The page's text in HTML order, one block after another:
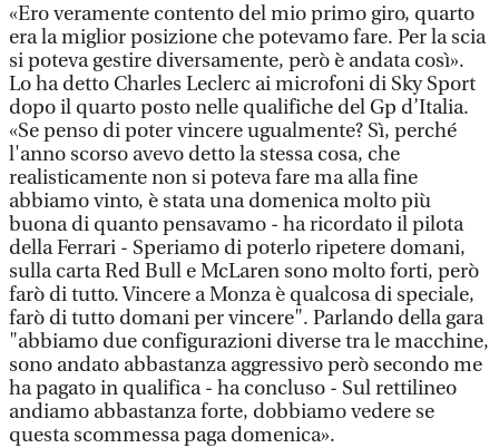
«Ero veramente contento del mio primo giro, quarto
era la miglior posizione che potevamo fare. Per la scia
si poteva gestire diversamente, però è andata così».
Lo ha detto Charles Leclerc ai microfoni di Sky Sport
dopo il quarto posto nelle qualifiche del Gp d’Italia.
«Se penso di poter vincere ugualmente? Sì, perché
l'anno scorso avevo detto la stessa cosa, che
realisticamente non si poteva fare ma alla fine
abbiamo vinto, è stata una domenica molto più
buona di quanto pensavamo - ha ricordato il pilota
della Ferrari - Speriamo di poterlo ripetere domani,
sulla carta Red Bull e McLaren sono molto forti, però
farò di tutto. Vincere a Monza è qualcosa di speciale,
farò di tutto domani per vincere". Parlando della gara
"abbiamo due configurazioni diverse tra le macchine,
sono andato abbastanza aggressivo però secondo me
ha pagato in qualifica - ha concluso - Sul rettilineo
andiamo abbastanza forte, dobbiamo vedere se
questa scommessa paga domenica».